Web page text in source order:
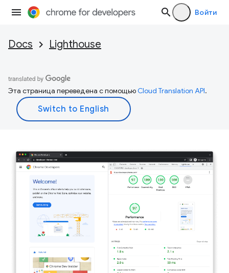
Войти
Docs Lighthouse
Эта страница переведена с помощьюCloud Translation API.